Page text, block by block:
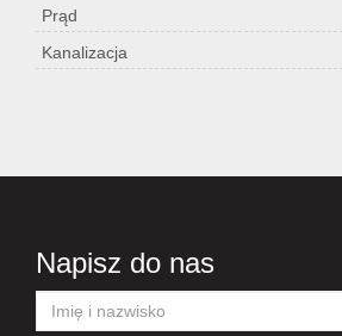
Prąd
Kanalizacja
Napisz do nas